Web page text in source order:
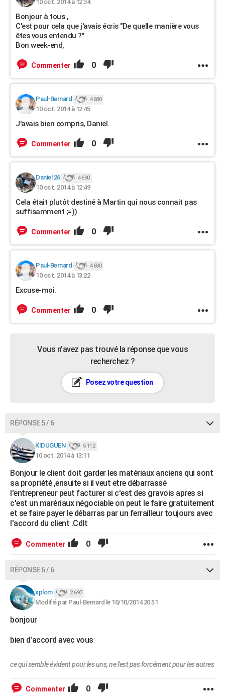
10 oct. 2014 à 12:34
Bonjour à tous ,
C'est pour cela que j'avais écris "De quelle manière vous
êtes vous entendu ?"
Bon week-end,
Commenter 0
Paul-Bernard 4 680
10 oct. 2014 à 12:45
J'avais bien compris, Daniel.
Commenter 0
Daniel 26 4 690
10 oct. 2014 à 12:49
Cela était plutôt destiné à Martin qui nous connait pas
suffisamment ;=))
Commenter 0
Paul-Bernard 4 680
10 oct. 2014 à 13:22
Excuse-moi.
Commenter 0
Vous n’avez pas trouvé la réponse que vous
recherchez ?
Posez votre question
RÉPONSE 5 / 6
KIDUGUEN 5 112
10 oct. 2014 à 13:11
Bonjour le client doit garder les matériaux anciens qui sont
sa propriété ,ensuite si il veut etre débarrassé
l'entrepreneur peut facturer si c'est des gravois apres si
c'est un marériaux négociable on peut le faire gratuitement
et se faire payer le débarras par un ferrailleur toujours avec
l'accord du client .Cdlt
Commenter 0
RÉPONSE 6 / 6
xplom 2 697
Modifié par Paul-Bernard le 10/10/2014 20:51
bonjour
bien d'accord avec vous
ce qui semble évident pour les uns, ne l'est pas forcément pour les autres
Commenter 0